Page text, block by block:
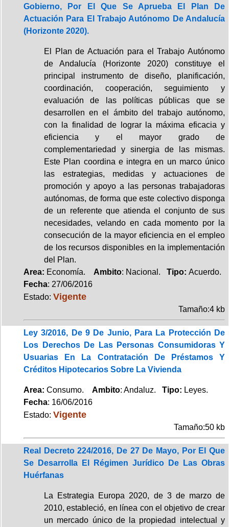
Gobierno, Por El Que Se Aprueba El Plan De
Actuación Para El Trabajo Autónomo De Andalucía
(Horizonte 2020).
El Plan de Actuación para el Trabajo Autónomo
de Andalucía (Horizonte 2020) constituye el
principal instrumento de diseño, planificación,
coordinación, cooperación, seguimiento y
evaluación de las políticas públicas que se
desarrollen en el ámbito del trabajo autónomo,
con la finalidad de lograr la máxima eficacia y
eficiencia y el mayor grado de
complementariedad y sinergia de las mismas.
Este Plan coordina e integra en un marco único
las estrategias, medidas y actuaciones de
promoción y apoyo a las personas trabajadoras
autónomas, de forma que este colectivo disponga
de un referente que atienda el conjunto de sus
necesidades, velando en cada momento por la
consecución de la mayor eficiencia en el empleo
de los recursos disponibles en la implementación
del Plan.
Area: Economía. Ambito: Nacional. Tipo: Acuerdo.
Fecha: 27/06/2016
Estado: Vigente
Tamaño:4 kb
Ley 3/2016, De 9 De Junio, Para La Protección De
Los Derechos De Las Personas Consumidoras Y
Usuarias En La Contratación De Préstamos Y
Créditos Hipotecarios Sobre La Vivienda
Area: Consumo. Ambito: Andaluz. Tipo: Leyes.
Fecha: 16/06/2016
Estado: Vigente
Tamaño:50 kb
Real Decreto 224/2016, De 27 De Mayo, Por El Que
Se Desarrolla El Régimen Jurídico De Las Obras
Huérfanas
La Estrategia Europa 2020, de 3 de marzo de
2010, estableció, en línea con el objetivo de crear
un mercado único de la propiedad intelectual y